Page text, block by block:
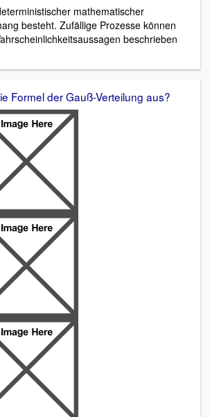
mathematischer
besteht. Zufällige Prozesse können
beschrieben
Formel der Gauß-Verteilung aus?